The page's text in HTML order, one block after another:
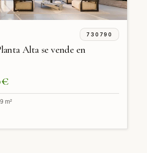
730790
Alta se vende en
m²